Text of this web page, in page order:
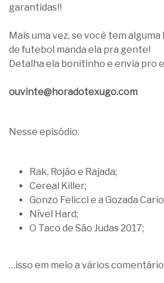
garantidas!!
Mais uma vez, se você tem
de futebol manda ela pra gente!
Detalha ela bonitinho e envia pro
ouvinte@horadotexugo.com
Nesse episódio:
Rak, Rojão e Rajada;
Cereal Killer;
Gonzo Felicci e a Gozada
Nível Hard;
O Taco de São Judas 2017;
…isso em meio a vários